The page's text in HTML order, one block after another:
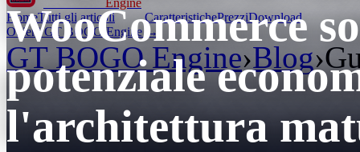
GT BOGO Engine
HomeTutti gli articoli CaratteristichePrezziDownload
Ottieni GT BOGO Engine →
GT BOGO Engine›Blog›
WooCommerce
potenziale
l'architettura